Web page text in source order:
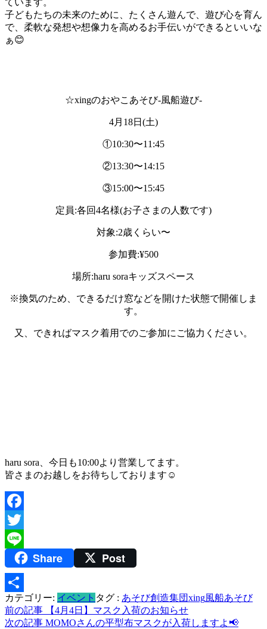
子どもたちの未来のために、たくさん遊んで、遊び心を育ん
で、柔軟な発想や想像力を高めるお手伝いができるといいな
ぁ😊
☆xingのおやこあそび-風船遊び-
4月18日(土)
①10:30〜11:45
②13:30〜14:15
③15:00〜15:45
定員:各回4名様(お子さまの人数です)
対象:2歳くらい〜
参加費:¥500
場所:haru soraキッズスペース
※換気のため、できるだけ窓などを開けた状態で開催しま
す。
又、できればマスク着用でのご参加にご協力ください。
haru sora、今日も10:00より営業してます。
皆さまのお越しをお待ちしております☺️
Facebook
Twitter
Line
Share Post
共
有
カテゴリー: イベント タグ : あそび創造集団xing風船あそび
投
前の記事 【4月4日】マスク入荷のお知らせ
次の記事 MOMOさんの平型布マスクが入荷しますよ📢